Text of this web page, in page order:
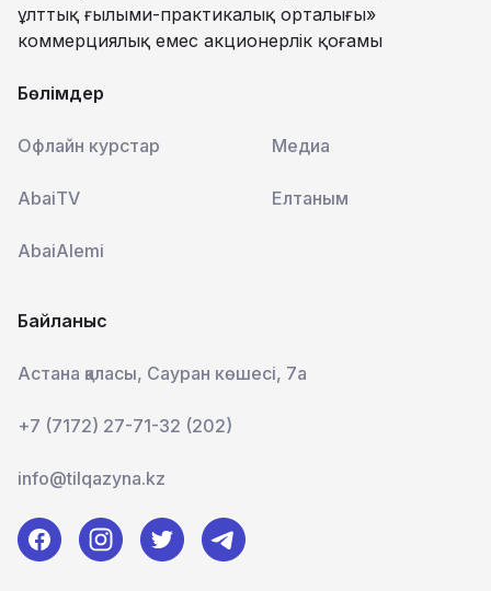
ұлттық ғылыми-практикалық орталығы»
коммерциялық емес акционерлік қоғамы
Бөлімдер
Офлайн курстар Медиа
AbaiTV Елтаным
AbaiAlemi
Байланыс
Астана қаласы, Сауран көшесі, 7а
+7 (7172) 27-71-32 (202)
info@tilqazyna.kz